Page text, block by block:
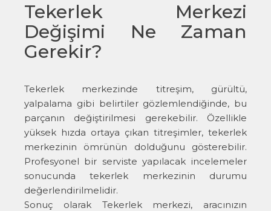
Tekerlek Merkezi
Değişimi Ne Zaman
Gerekir?
Tekerlek merkezinde titreşim, gürültü,
yalpalama gibi belirtiler gözlemlendiğinde, bu
parçanın değiştirilmesi gerekebilir. Özellikle
yüksek hızda ortaya çıkan titreşimler, tekerlek
merkezinin ömrünün dolduğunu gösterebilir.
Profesyonel bir serviste yapılacak incelemeler
sonucunda tekerlek merkezinin durumu
değerlendirilmelidir.
Sonuç olarak Tekerlek merkezi, aracınızın